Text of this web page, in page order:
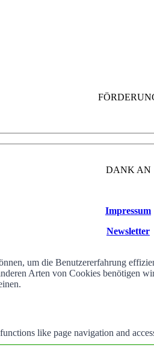
DANK AN
Impressum
Newsletter
um die Benutzererfahrung
Arten von Cookies benötigen
like page navigation and